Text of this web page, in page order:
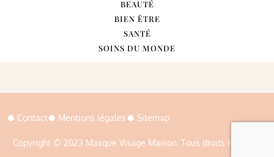
BEAUTÉ
BIEN ÊTRE
SANTÉ
SOINS DU MONDE
Copyright © 2023 Masque Visage Maison. Tous droits réservés
Contact Mentions légales Sitemap